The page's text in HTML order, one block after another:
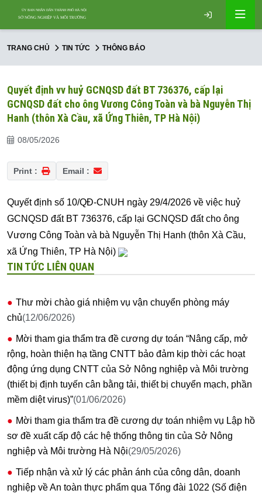
TRANG CHỦ TIN TỨC THÔNG BÁO
Quyết định vv huỷ GCNQSD đất BT 736376, cấp lại
GCNQSD đất cho ông Vương Công Toàn và bà Nguyễn Thị
Hanh (thôn Xà Cầu, xã Ứng Thiên, TP Hà Nội)
08/05/2026
Print : Email :
Quyết định số 10/QĐ-CNUH ngày 29/4/2026 về việc huỷ
GCNQSD đất BT 736376, cấp lại GCNQSD đất cho ông
Vương Công Toàn và bà Nguyễn Thị Hanh (thôn Xà Cầu,
xã Ứng Thiên, TP Hà Nội)
TIN TỨC LIÊN QUAN
Thư mời chào giá nhiệm vụ vận chuyển phòng máy
chủ(12/06/2026)
Mời tham gia thẩm tra đề cương dự toán “Nâng cấp, mở
rộng, hoàn thiện hạ tầng CNTT bảo đảm kịp thời các hoạt
động ứng dụng CNTT của Sở Nông nghiệp và Môi trường
(thiết bị định tuyến cân bằng tải, thiết bị chuyển mạch, phần
mềm diệt virus)”(01/06/2026)
Mời tham gia thẩm tra đề cương dự toán nhiệm vụ Lập hồ
sơ đề xuất cấp độ các hệ thống thông tin của Sở Nông
nghiệp và Môi trường Hà Nội(29/05/2026)
Tiếp nhận và xử lý các phản ánh của công dân, doanh
nghiệp về An toàn thực phẩm qua Tổng đài 1022 (Số điện